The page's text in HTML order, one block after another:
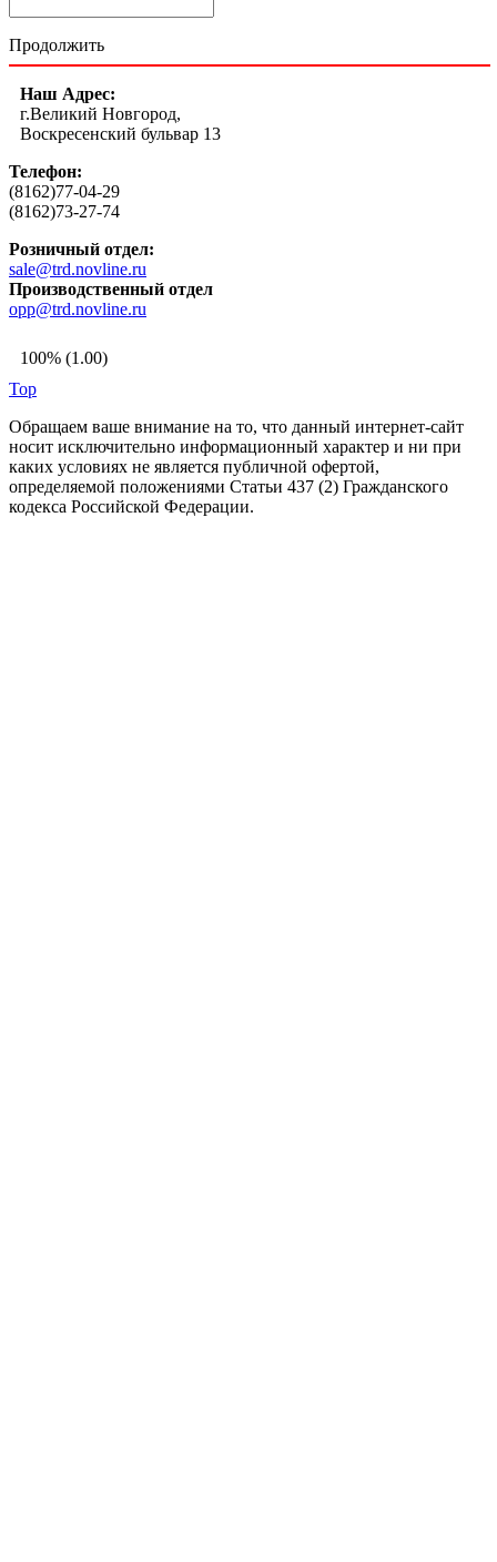
Продолжить
Наш Адрес:
г.Великий Новгород,
Воскресенский бульвар 13
Телефон:
(8162)77-04-29
(8162)73-27-74
Розничный отдел:
sale@trd.novline.ru
Производственный отдел
opp@trd.novline.ru
100% (1.00)
Top
Обращаем ваше внимание на то, что данный интернет-сайт
носит исключительно информационный характер и ни при
каких условиях не является публичной офертой,
определяемой положениями Статьи 437 (2) Гражданского
кодекса Российской Федерации.